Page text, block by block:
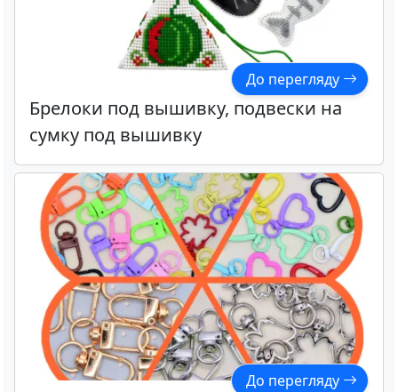
До перегляду
Брелоки под вышивку, подвески на
сумку под вышивку
До перегляду